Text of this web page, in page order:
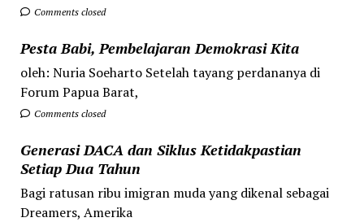
Comments closed
Pesta Babi, Pembelajaran Demokrasi Kita
oleh: Nuria Soeharto Setelah tayang perdananya di
Forum Papua Barat,
Comments closed
Generasi DACA dan Siklus Ketidakpastian
Setiap Dua Tahun
Bagi ratusan ribu imigran muda yang dikenal sebagai
Dreamers, Amerika